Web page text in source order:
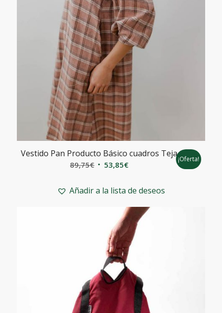
Vestido Pan Producto Básico cuadros Teja
89,75€ El
original
53,85€El
actual
53,85€.
¡Oferta!
Añadir a la lista de deseos